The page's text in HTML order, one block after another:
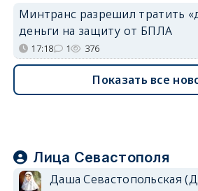
Минтранс разрешил тратить
деньги на защиту от БПЛА
17:18 1 376
Показать все
Лица Севастополя
Даша Севастопольская